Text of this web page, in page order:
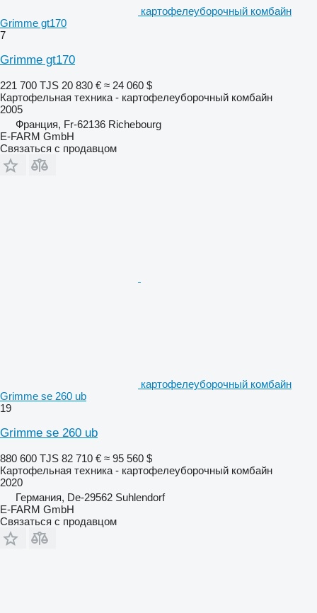
картофелеуборочный комбайн
Grimme gt170
7
Grimme gt170
221 700 TJS 20 830 € ≈ 24 060 $
Картофельная техника - картофелеуборочный комбайн
2005
Франция, Fr-62136 Richebourg
E-FARM GmbH
Связаться с продавцом
картофелеуборочный комбайн
Grimme se 260 ub
19
Grimme se 260 ub
880 600 TJS 82 710 € ≈ 95 560 $
Картофельная техника - картофелеуборочный комбайн
2020
Германия, De-29562 Suhlendorf
E-FARM GmbH
Связаться с продавцом